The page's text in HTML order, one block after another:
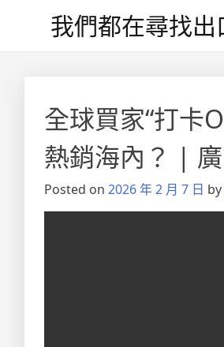
我們都在尋找出
全球買家“打卡
熱銷海內？ |
Posted on 2026 年 2 月 7 日 by